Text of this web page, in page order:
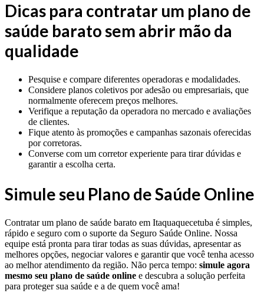
Dicas para contratar um plano de
saúde barato sem abrir mão da
qualidade
Pesquise e compare diferentes operadoras e modalidades.
Considere planos coletivos por adesão ou empresariais, que
normalmente oferecem preços melhores.
Verifique a reputação da operadora no mercado e avaliações
de clientes.
Fique atento às promoções e campanhas sazonais oferecidas
por corretoras.
Converse com um corretor experiente para tirar dúvidas e
garantir a escolha certa.
Simule seu Plano de Saúde Online
Contratar um plano de saúde barato em Itaquaquecetuba é simples,
rápido e seguro com o suporte da Seguro Saúde Online. Nossa
equipe está pronta para tirar todas as suas dúvidas, apresentar as
melhores opções, negociar valores e garantir que você tenha acesso
ao melhor atendimento da região. Não perca tempo: simule agora
mesmo seu plano de saúde online e descubra a solução perfeita
para proteger sua saúde e a de quem você ama!